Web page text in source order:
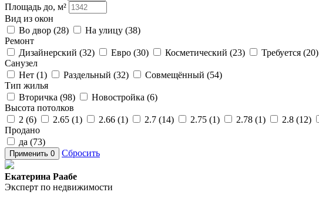
Площадь до, м²
Вид из окон
Во двор (28) На улицу (38)
Ремонт
Дизайнерский (32) Евро (30) Косметический (23) Требуется (20)
Санузел
Нет (1) Раздельный (32) Совмещённый (54)
Тип жилья
Вторичка (98) Новостройка (6)
Высота потолков
2 (6) 2.65 (1) 2.66 (1) 2.7 (14) 2.75 (1) 2.78 (1) 2.8 (12)
Продано
да (73)
Применить 0 Сбросить
Екатерина Раабе
Эксперт по недвижимости